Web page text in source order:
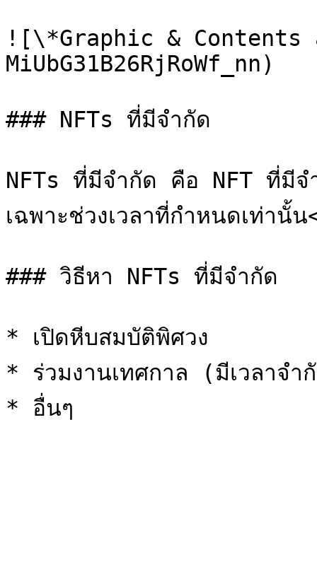
![\*Graphic &
MiUbG31B26RjRoWf_nn)
### NFTs ที่มีจำกัด
NFTs ที่มีจำกัด คือ NFT ที่มีจ
เฉพาะช่วงเวลาที่กำหนดเท่านั้
### วิธีหา NFTs ที่มีจำกัด
* เปิดหีบสมบัติพิศวง
* ร่วมงานเทศกาล (มีเวลาจำ